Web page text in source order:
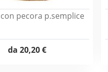
pecora p.semplice
da 20,20 €